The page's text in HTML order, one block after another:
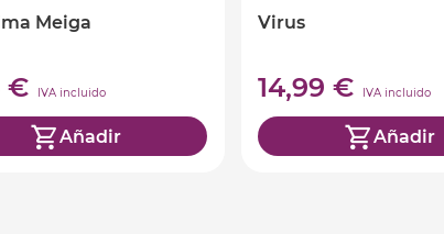
Meiga
€ IVA incluido
Añadir
Virus
14,99 € IVA incluido
Añadir